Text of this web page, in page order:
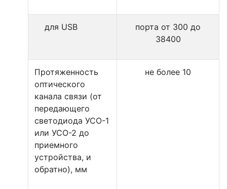
для USB
порта от 300 до
38400
Протяженность
оптического
канала связи (от
передающего
светодиода УСО-1
или УСО-2 до
приемного
устройства, и
обратно), мм
не более 10